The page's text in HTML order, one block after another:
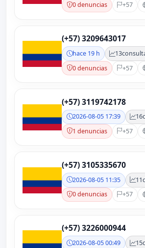
0 denuncias
+57
(+57) 3209643017
hace 19 h 13
0 denuncias
+57
(+57) 3119742178
2026-08-05 17:39 16
1 denuncias
+57
(+57) 3105335670
2026-08-05 11:35 11
0 denuncias
+57
(+57) 3226000944
2026-08-05 00:49 15